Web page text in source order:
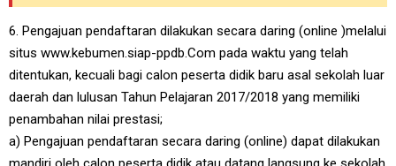
6. Pengajuan pendaftaran dilakukan secara daring (online )melalui
situs www.kebumen.siap-ppdb.Com pada waktu yang telah
ditentukan, kecuali bagi calon peserta didik baru asal sekolah luar
daerah dan lulusan Tahun Pelajaran 2017/2018 yang memiliki
penambahan nilai prestasi;
a) Pengajuan pendaftaran secara daring (online) dapat dilakukan